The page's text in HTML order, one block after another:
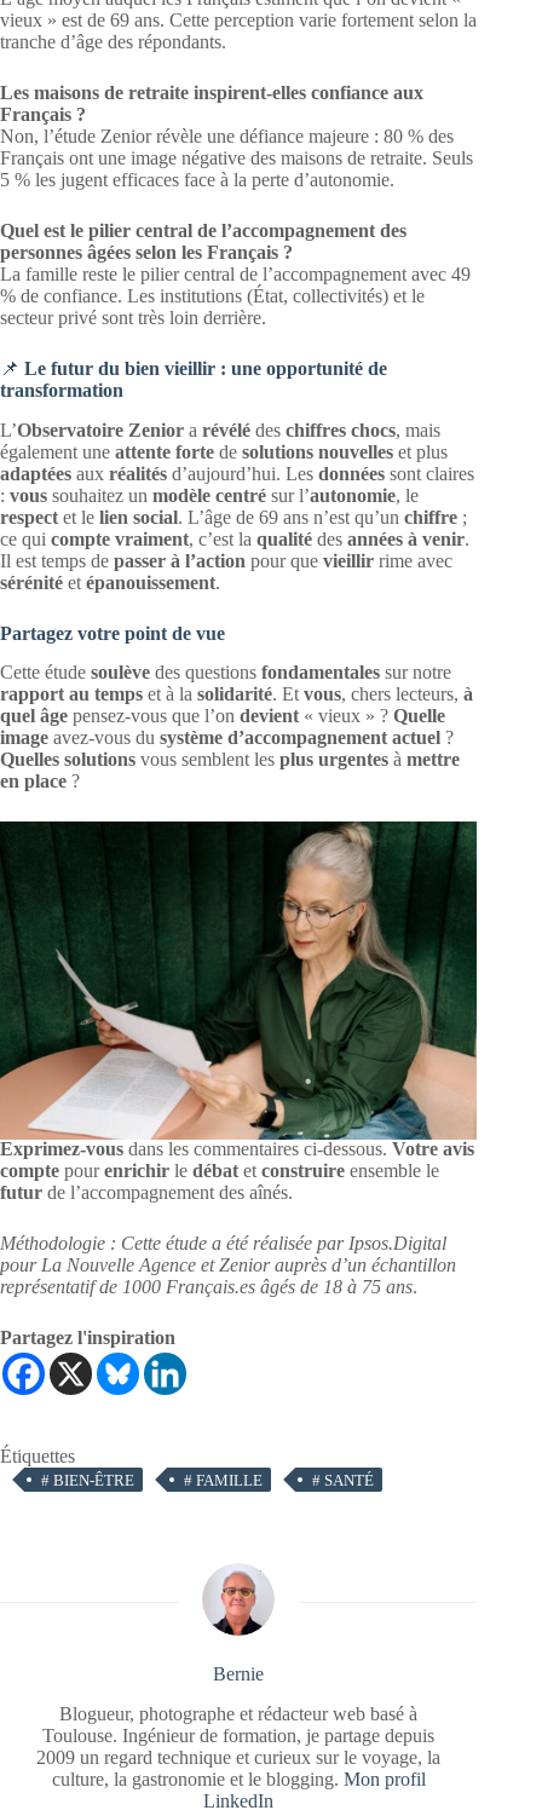
vieux » est de 69 ans. Cette perception varie fortement selon la
tranche d’âge des répondants.
Les maisons de retraite inspirent-elles confiance aux
Français ?
Non, l’étude Zenior révèle une défiance majeure : 80 % des
Français ont une image négative des maisons de retraite. Seuls
5 % les jugent efficaces face à la perte d’autonomie.
Quel est le pilier central de l’accompagnement des
personnes âgées selon les Français ?
La famille reste le pilier central de l’accompagnement avec 49
% de confiance. Les institutions (État, collectivités) et le
secteur privé sont très loin derrière.
📌 Le futur du bien vieillir : une opportunité de
transformation
L’Observatoire Zenior a révélé des chiffres chocs, mais
également une attente forte de solutions nouvelles et plus
adaptées aux réalités d’aujourd’hui. Les données sont claires
: vous souhaitez un modèle centré sur l’autonomie, le
respect et le lien social. L’âge de 69 ans n’est qu’un chiffre ;
ce qui compte vraiment, c’est la qualité des années à venir.
Il est temps de passer à l’action pour que vieillir rime avec
sérénité et épanouissement.
Partagez votre point de vue
Cette étude soulève des questions fondamentales sur notre
rapport au temps et à la solidarité. Et vous, chers lecteurs, à
quel âge pensez-vous que l’on devient « vieux » ? Quelle
image avez-vous du système d’accompagnement actuel ?
Quelles solutions vous semblent les plus urgentes à mettre
en place ?
Exprimez-vous dans les commentaires ci-dessous. Votre avis
compte pourenrichir le débat et construire ensemble le
futur de l’accompagnement des aînés.
Méthodologie : Cette étude a été réalisée par Ipsos.Digital
pour La Nouvelle Agence et Zenior auprès d’un échantillon
représentatif de 1000 Français.es âgés de 18 à 75 ans.
Partagez l'inspiration
Étiquettes
# BIEN-ÊTRE # FAMILLE # SANTÉ
Bernie
Blogueur, photographe et rédacteur web basé à
Toulouse. Ingénieur de formation, je partage depuis
2009 un regard technique et curieux sur le voyage, la
culture, la gastronomie et le blogging. Mon profil
LinkedIn